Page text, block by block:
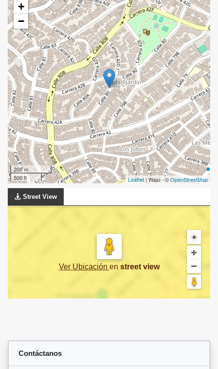
+
−
200 m
500 ft
Leaflet | Wasi - ©OpenStreetMap
Street View
Ver Ubicación en street view
Contáctanos